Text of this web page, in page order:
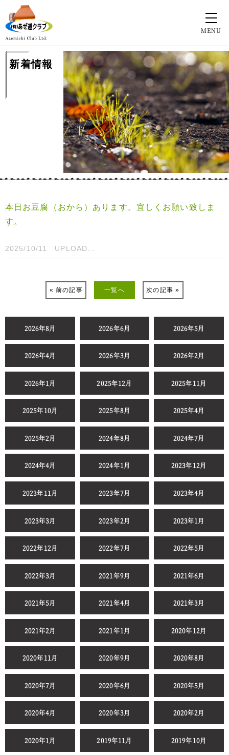
MENU
新着情報
本日お豆腐（おから）あります。宜しくお願い致しま
す。
2025/10/11 UPLOAD...
« 前の記事 一覧へ 次の記事 »
2026年8月 2026年6月 2026年5月
2026年4月 2026年3月 2026年2月
2026年1月 2025年12月 2025年11月
2025年10月 2025年8月 2025年4月
2025年2月 2024年8月 2024年7月
2024年4月 2024年1月 2023年12月
2023年11月 2023年7月 2023年4月
2023年3月 2023年2月 2023年1月
2022年12月 2022年7月 2022年5月
2022年3月 2021年9月 2021年6月
2021年5月 2021年4月 2021年3月
2021年2月 2021年1月 2020年12月
2020年11月 2020年9月 2020年8月
2020年7月 2020年6月 2020年5月
2020年4月 2020年3月 2020年2月
2020年1月 2019年11月 2019年10月